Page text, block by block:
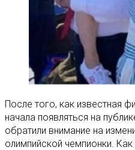
После того, как известная
начала появляться на
обратили внимание на
олимпийской чемпионки.